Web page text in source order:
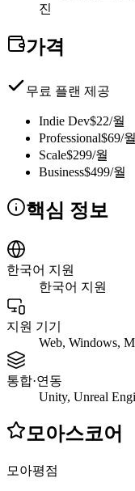
진
가격
무료 플랜 제공
Indie Dev$22/월
Professional$69/월
Scale$299/월
Business$499/월
핵심 정보
한국어 지원
한국어 지원
지원 기기
Web, Windows,
통합·연동
Unity, Unreal
모아스코어
모아평점